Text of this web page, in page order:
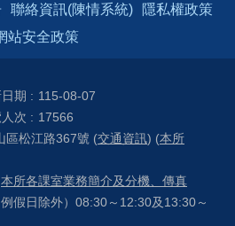
聯絡資訊(陳情系統)
隱私權政策
站安全政策
期
115-08-07
次
17566
區松江路367號 (交通資訊) (本所
本所各課室業務簡介及分機、傳真
假日除外）08:30～12:30及13:30～